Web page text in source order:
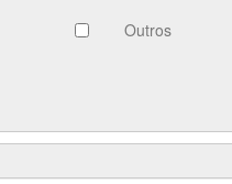
Outros